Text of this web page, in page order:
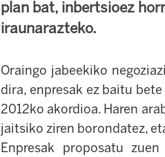
plan bat, inbertsioez
iraunarazteko.
Oraingo jabeekiko
dira, enpresak ez baitu
2012ko akordioa. Haren
jaitsiko ziren borondatez,
Enpresak proposatu